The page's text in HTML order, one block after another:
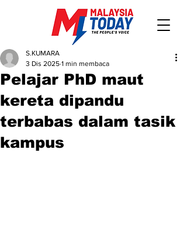
Pelajar PhD maut
kereta dipandu
terbabas dalam tasik
kampus
S.KUMARA
3 Dis 2025 1 min membaca